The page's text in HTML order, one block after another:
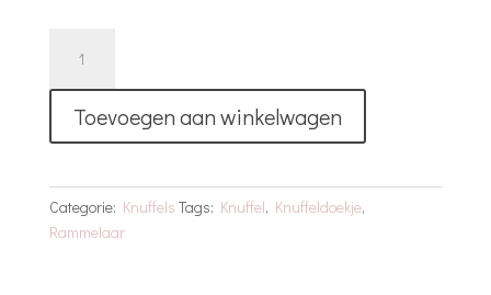
Rammelaar
Beertje
aantal
Toevoegen aan winkelwagen
Categorie: Knuffels Tags: Knuffel, Knuffeldoekje,
Rammelaar